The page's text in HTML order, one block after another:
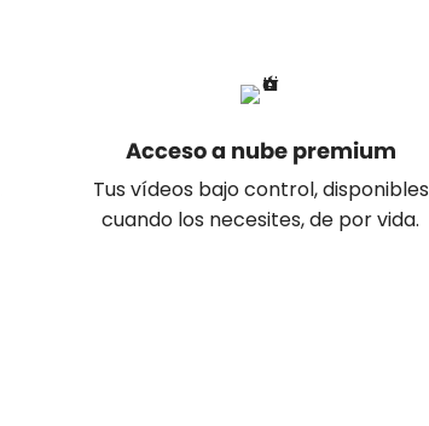
Acceso a nube premium
Tus vídeos bajo control, disponibles
cuando los necesites, de por vida.